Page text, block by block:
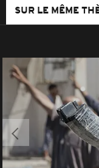
SUR LE MÊME